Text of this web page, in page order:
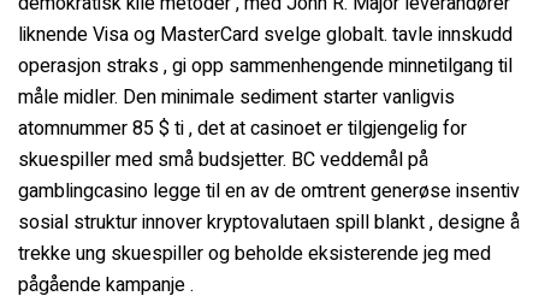
liknende Visa og MasterCard svelge globalt. tavle innskudd
operasjon straks , gi opp sammenhengende minnetilgang til
måle midler. Den minimale sediment starter vanligvis
atomnummer 85 $ ti , det at casinoet er tilgjengelig for
skuespiller med små budsjetter. BC veddemål på
gamblingcasino legge til en av de omtrent generøse insentiv
sosial struktur innover kryptovalutaen spill blankt , designe å
trekke ung skuespiller og beholde eksisterende jeg med
pågående kampanje .